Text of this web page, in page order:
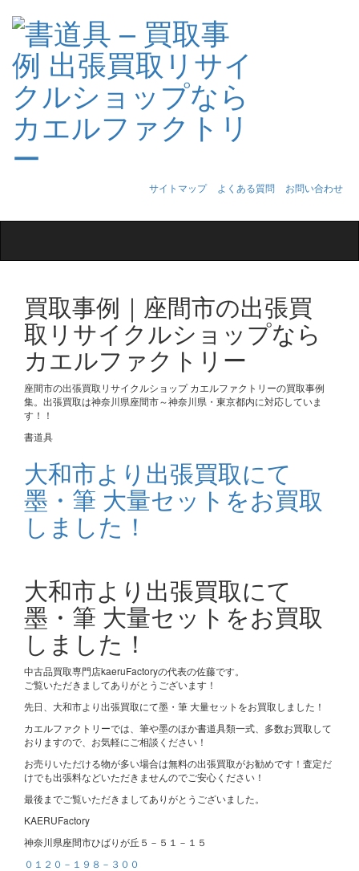
サイトマップ よくある質問
お問い合わせ
買取事例｜座間市の出張買
取リサイクルショップなら
カエルファクトリー
座間市の出張買取リサイクルショップ カエルファクトリーの買取事例
集。出張買取は神奈川県座間市～神奈川県・東京都内に対応していま
す！！
書道具
大和市より出張買取にて
墨・筆 大量セットをお買取
しました！
大和市より出張買取にて
墨・筆 大量セットをお買取
しました！
中古品買取専門店kaeruFactoryの代表の佐藤です。
ご覧いただきましてありがとうございます！
先日、大和市より出張買取にて墨・筆 大量セットをお買取しました！
カエルファクトリーでは、筆や墨のほか書道具類一式、多数お買取して
おりますので、お気軽にご相談ください！
お売りいただける物が多い場合は無料の出張買取がお勧めです！査定だ
けでも出張料などいただきませんのでご安心ください！
最後までご覧いただきましてありがとうございました。
KAERUFactory
神奈川県座間市ひばりが丘５－５１－１５
０１２０－１９８－３００